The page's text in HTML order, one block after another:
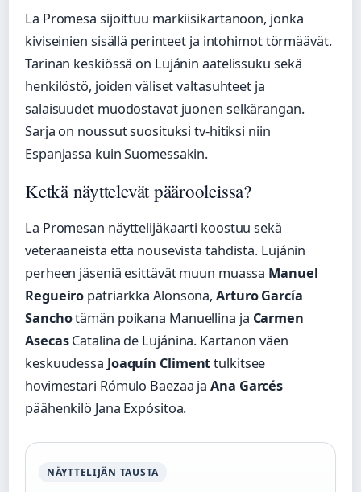
La Promesa sijoittuu markiisikartanoon, jonka
kiviseinien sisällä perinteet ja intohimot törmäävät.
Tarinan keskiössä on Lujánin aatelissuku sekä
henkilöstö, joiden väliset valtasuhteet ja
salaisuudet muodostavat juonen selkärangan.
Sarja on noussut suosituksi tv-hitiksi niin
Espanjassa kuin Suomessakin.
Ketkä näyttelevät päärooleissa?
La Promesan näyttelijäkaarti koostuu sekä
veteraaneista että nousevista tähdistä. Lujánin
perheen jäseniä esittävät muun muassa Manuel
Regueiro patriarkka Alonsona,Arturo García
Sanchotämän poikana Manuellina ja Carmen
AsecasCatalina de Lujánina. Kartanon väen
keskuudessa Joaquín Climenttulkitsee
hovimestari Rómulo Baezaa jaAna Garcés
päähenkilö Jana Expósitoa.
NÄYTTELIJÄN TAUSTA